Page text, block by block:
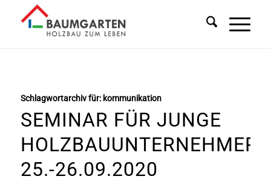
Schlagwortarchiv für: kommunikation
SEMINAR FÜR JUNGE
25.-26.09.2020